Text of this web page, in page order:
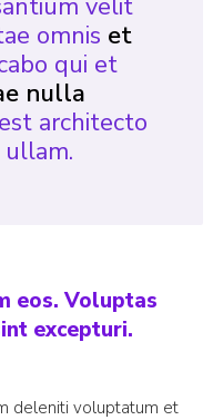
omnis et
qui et
nulla
architecto
eos. Voluptas
excepturi.
deleniti voluptatum et